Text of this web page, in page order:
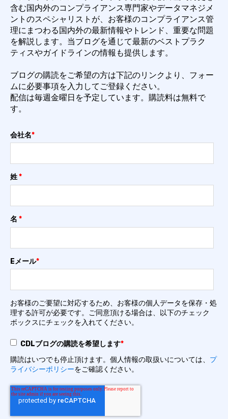
含む国内外のコンプライアンス専門家やデータマネジメ
ントのスペシャリストが、お客様のコンプライアンス管
理にまつわる国内外の最新情報やトレンド、重要な問題
を解説します。 当ブログを通じて最新のベストプラク
ティスやガイドラインの情報も提供します。
ブログの購読をご希望の方は下記のリンクより、フォー
ムに必要事項を入力してご登録くださ い。
配信は毎週金曜日を予定しています。購読料は無料で
す。
会社名*
姓*
名 *
Eメール*
お客様のご要望に対応するため、お客様の個人データを保存・処
理する許可が必要です。ご同意頂ける場合は、以下のチェック
ボックスにチェックを入れてください。
CDLブログの購読を希望します*
購読はいつでも停止頂けます。個人情報の取扱いについては、 プ
ライバシーポリシーをご確認ください。